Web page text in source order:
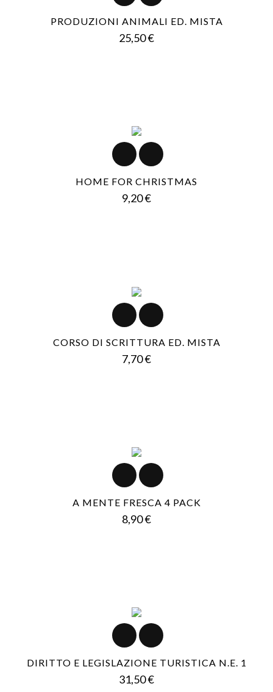
PRODUZIONI ANIMALI ED. MISTA
25,50 €Prezzo
HOME FOR CHRISTMAS
9,20 €Prezzo
CORSO DI SCRITTURA ED. MISTA
7,70 €Prezzo
A MENTE FRESCA 4 PACK
8,90 €Prezzo
DIRITTO E LEGISLAZIONE TURISTICA N.E. 1
31,50 €Prezzo